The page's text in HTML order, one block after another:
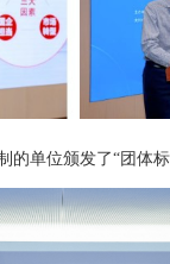
单位颁发了“团体标